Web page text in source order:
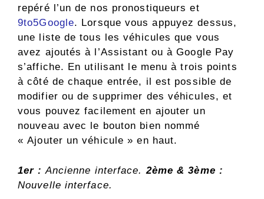
repéré l’un de nos pronostiqueurs et
9to5Google. Lorsque vous appuyez dessus,
une liste de tous les véhicules que vous
avez ajoutés à l’Assistant ou à Google Pay
s’affiche. En utilisant le menu à trois points
à côté de chaque entrée, il est possible de
modifier ou de supprimer des véhicules, et
vous pouvez facilement en ajouter un
nouveau avec le bouton bien nommé
« Ajouter un véhicule » en haut.
1er : Ancienne interface.2ème & 3ème :
Nouvelle interface.